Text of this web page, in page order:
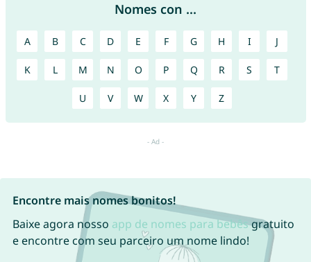
Nomes con ...
A B C D E F G H I J
K L M N O P Q R S T
U V W X Y Z
Encontre mais nomes bonitos!
Baixe agora nosso app de nomes para bebêsgratuito
e encontre com seu parceiro um nome lindo!